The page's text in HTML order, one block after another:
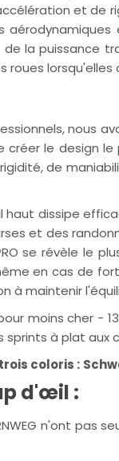
et de
la
lorsqu'elles
nous
le design
de
haut dissipe
et des
se révèle le
en cas de
à maintenir
moins
à plat aux
coloris :
d'œil :
n'ont